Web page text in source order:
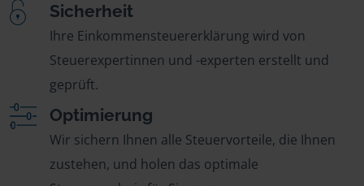
Sicherheit
Ihre Einkommensteuererklärung wird von
Steuerexpertinnen und -experten erstellt und
geprüft.
Optimierung
Wir sichern Ihnen alle Steuervorteile, die Ihnen
zustehen, und holen das optimale